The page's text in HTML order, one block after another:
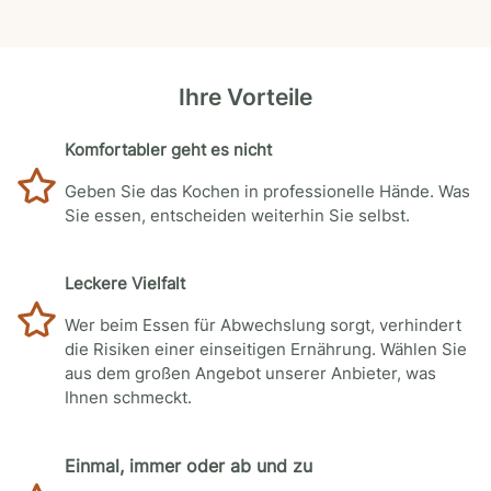
Ihre Vorteile
Komfortabler geht es nicht
Geben Sie das Kochen in professionelle Hände. Was
Sie essen, entscheiden weiterhin Sie selbst.
Leckere Vielfalt
Wer beim Essen für Abwechslung sorgt, verhindert
die Risiken einer einseitigen Ernährung. Wählen Sie
aus dem großen Angebot unserer Anbieter, was
Ihnen schmeckt.
Einmal, immer oder ab und zu